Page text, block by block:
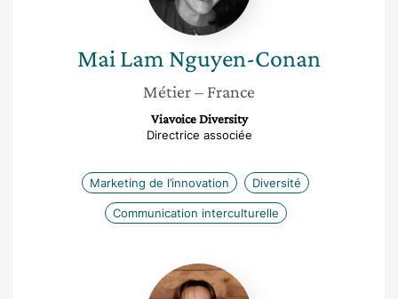
Mai Lam Nguyen-Conan
Métier– France
Viavoice Diversity
Directrice associée
Marketing de l’innovation Diversité
Communication interculturelle
Cécile
Gylbert